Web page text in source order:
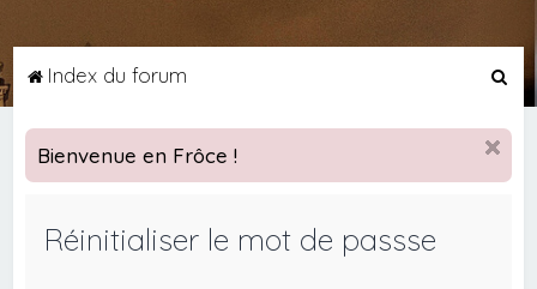
Index du forum
c
h
Bienvenue en Frôce !
Réinitialiser le mot de passse